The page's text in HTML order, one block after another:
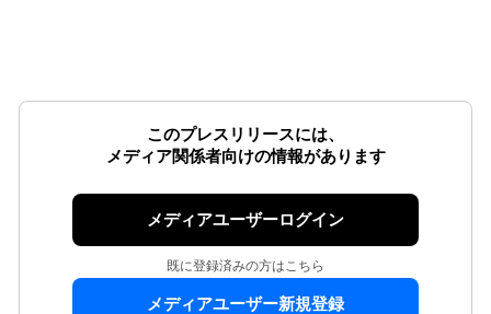
このプレスリリースには、
メディア関係者向けの情報があります
メディアユーザーログイン
既に登録済みの方はこちら
メディアユーザー新規登録